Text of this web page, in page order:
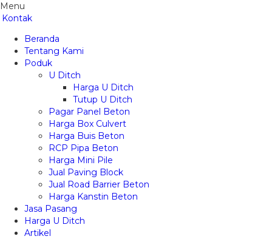
Menu
Kontak
Beranda
Tentang Kami
Poduk
U Ditch
Harga U Ditch
Tutup U Ditch
Pagar Panel Beton
Harga Box Culvert
Harga Buis Beton
RCP Pipa Beton
Harga Mini Pile
Jual Paving Block
Jual Road Barrier Beton
Harga Kanstin Beton
Jasa Pasang
Harga U Ditch
Artikel